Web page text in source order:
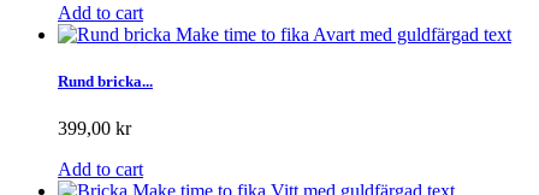
Add to cart
Rund bricka...
399,00 kr
Add to cart